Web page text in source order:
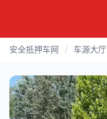
安全抵押车网 / 车源大厅